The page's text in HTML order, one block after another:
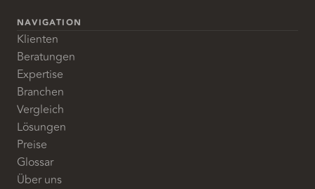
NAVIGATION
Klienten
Beratungen
Expertise
Branchen
Vergleich
Lösungen
Preise
Glossar
Über uns